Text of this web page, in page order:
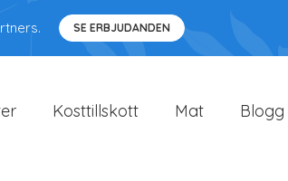
SE ERBJUDANDEN
Kosttillskott Mat Blogg